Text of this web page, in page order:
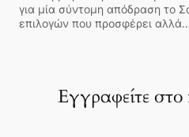
για μία σύντομη απόδραση το
επιλογών που προσφέρει
Εγγραφείτε